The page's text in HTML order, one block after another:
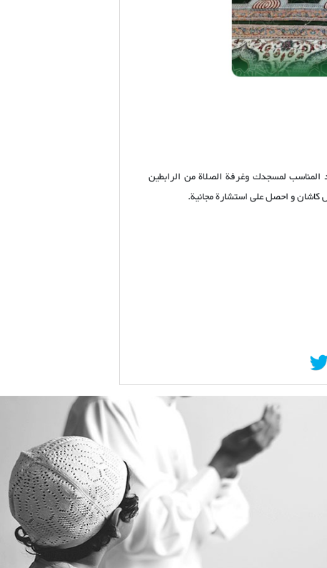
المناسب لمسجدك وغرفة الصلاة من الرابطين
کاشان و احصل على استشارة مجانية.